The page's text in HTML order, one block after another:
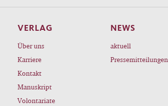
VERLAG
Über uns
Karriere
Kontakt
Manuskript
Volontariate
NEWS
aktuell
Pressemitteilungen